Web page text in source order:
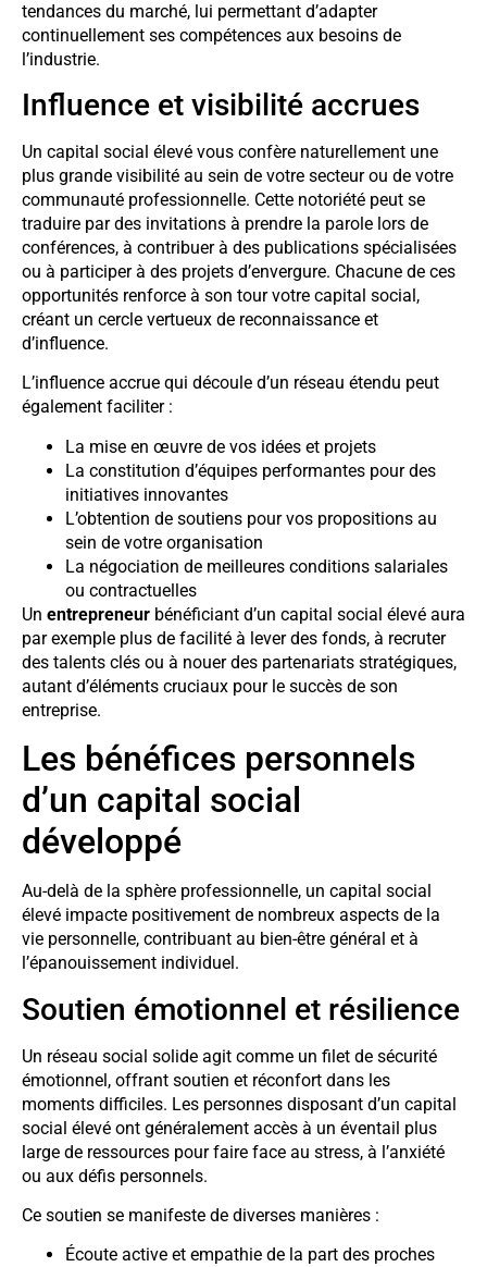
tendances du marché, lui permettant d’adapter
continuellement ses compétences aux besoins de
l’industrie.
Influence et visibilité accrues
Un capital social élevé vous confère naturellement une
plus grande visibilité au sein de votre secteur ou de votre
communauté professionnelle. Cette notoriété peut se
traduire par des invitations à prendre la parole lors de
conférences, à contribuer à des publications spécialisées
ou à participer à des projets d’envergure. Chacune de ces
opportunités renforce à son tour votre capital social,
créant un cercle vertueux de reconnaissance et
d’influence.
L’influence accrue qui découle d’un réseau étendu peut
également faciliter :
La mise en œuvre de vos idées et projets
La constitution d’équipes performantes pour des
initiatives innovantes
L’obtention de soutiens pour vos propositions au
sein de votre organisation
La négociation de meilleures conditions salariales
ou contractuelles
Un entrepreneur bénéficiant d’un capital social élevé aura
par exemple plus de facilité à lever des fonds, à recruter
des talents clés ou à nouer des partenariats stratégiques,
autant d’éléments cruciaux pour le succès de son
entreprise.
Les bénéfices personnels
d’un capital social
développé
Au-delà de la sphère professionnelle, un capital social
élevé impacte positivement de nombreux aspects de la
vie personnelle, contribuant au bien-être général et à
l’épanouissement individuel.
Soutien émotionnel et résilience
Un réseau social solide agit comme un filet de sécurité
émotionnel, offrant soutien et réconfort dans les
moments difficiles. Les personnes disposant d’un capital
social élevé ont généralement accès à un éventail plus
large de ressources pour faire face au stress, à l’anxiété
ou aux défis personnels.
Ce soutien se manifeste de diverses manières :
Écoute active et empathie de la part des proches